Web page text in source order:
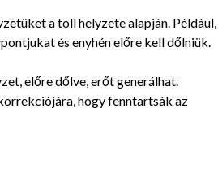
a toll helyzete alapján. Például,
és enyhén előre kell dőlniük.
előre dőlve, erőt generálhat.
hogy fenntartsák az